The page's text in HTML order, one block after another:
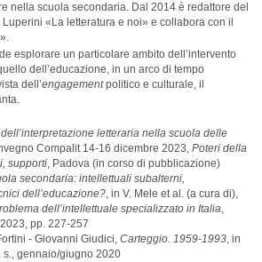
nella scuola secondaria. Dal 2014 è redattore del
«La letteratura e noi» e collabora con il
esplorare un particolare ambito dell’intervento
dell’educazione, in un arco di tempo
dell’engagementpolitico e culturale, il
letteraria nella scuola delle
Compalit 14-16 dicembre 2023, Poteri della
supporti, Padova (in corso di pubblicazione)
secondaria: intellettuali subalterni,
dell’educazione?, in V. Mele et al. (a cura di),
dell’intellettuale specializzato in Italia,
pp. 227-257
- Giovanni Giudici, Carteggio. 1959-1993, in
s., gennaio/giugno 2020